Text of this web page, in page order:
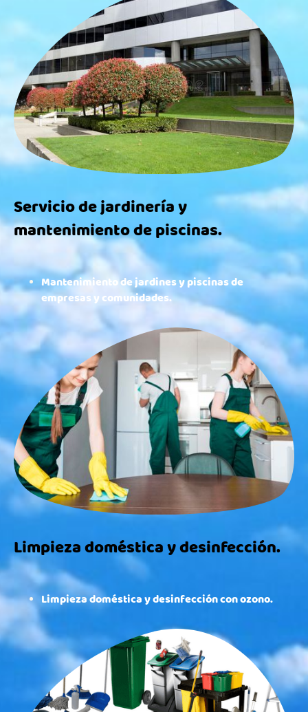
Servicio de jardinería y
mantenimiento de piscinas.
Mantenimiento de jardines y piscinas de
empresas y comunidades.
Limpieza doméstica y desinfección.
Limpieza doméstica y desinfección con ozono.